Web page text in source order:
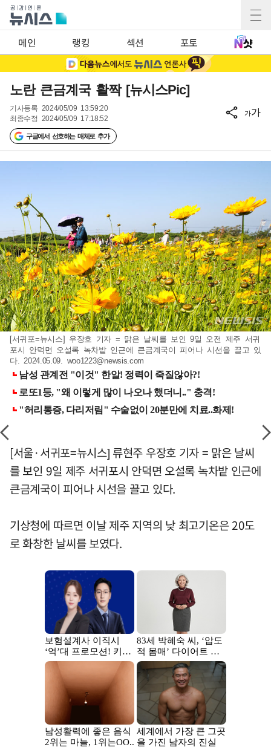
메인 랭킹 섹션 포토
노란 큰금계국 활짝 [뉴시스Pic]
기사등록 2024/05/09 13:59:20
최종수정 2024/05/09 17:18:52
구글에서 선호하는 매체로 추가
가가
[서귀포=뉴시스] 우장호 기자 = 맑은 날씨를 보인 9일 오전 제주 서귀
포시 안덕면 오설록 녹차밭 인근에 큰금계국이 피어나 시선을 끌고 있
다. 2024.05.09. woo1223@newsis.com
[서울·서귀포=뉴시스] 류현주 우장호 기자 = 맑은 날씨
를 보인 9일 제주 서귀포시 안덕면 오설록 녹차밭 인근에
큰금계국이 피어나 시선을 끌고 있다.
기상청에 따르면 이날 제주 지역의 낮 최고기온은 20도
로 화창한 날씨를 보였다.